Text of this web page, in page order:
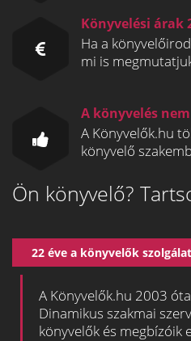
Könyvelési árak
Ha a
mi is
A könyvelés
A Könyvelők.hu
könyvelő
Ön könyvelő?
22 éve a könyvelők
A Könyvelők.hu 2003
Dinamikus szakmai
könyvelők és megbízóik